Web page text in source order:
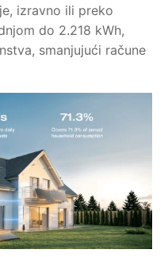
izravno ili preko
do 2.218 kWh,
smanjujući račune